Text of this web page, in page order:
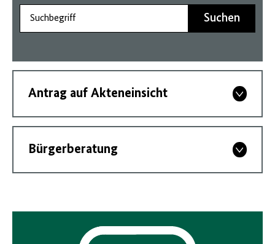
Suchen
Antrag auf Akteneinsicht
Bürgerberatung
Interner